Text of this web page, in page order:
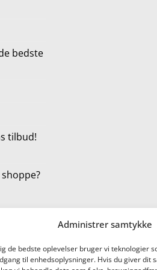
Administrer samtykke
de bedste oplevelser bruger vi teknologier
til enhedsoplysninger. Hvis du giver dit
bedste
tilbud!